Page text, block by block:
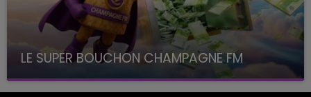
LE SUPER BOUCHON CHAMPAGNE FM
avec La Famille Champagne FM, à 8H10